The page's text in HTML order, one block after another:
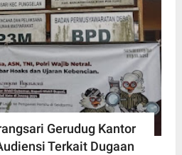
Gerudug Kantor
Terkait Dugaan